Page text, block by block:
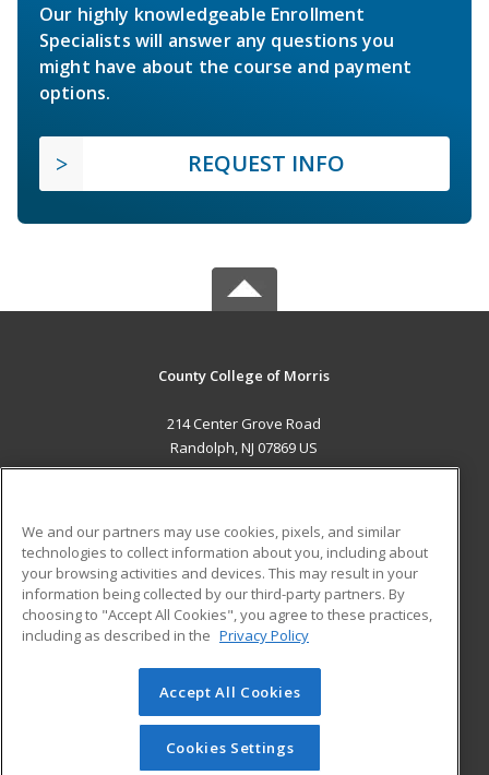
Our highly knowledgeable Enrollment
Specialists will answer any questions you
might have about the course and payment
options.
REQUEST INFO
County College of Morris
214 Center Grove Road
Randolph, NJ 07869 US
ADDITIONAL RESOURCES
Military
Financial Assistance
Help
Student Blog
© 2026 ed2go, a division of Cengage Learning. All rights
reserved. The material on this site cannot be reproduced or
redistributed unless you have obtained prior written
permission from Cengage Learning.Privacy Policy
We and our partners may use cookies, pixels, and similar
technologies to collect information about you, including about
your browsing activities and devices. This may result in your
information being collected by our third-party partners. By
choosing to "Accept All Cookies", you agree to these practices,
including as described in the Privacy Policy
Accept All Cookies
Cookies Settings